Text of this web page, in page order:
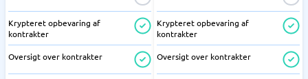
Krypteret opbevaring af
kontrakter
Oversigt over kontrakter
Krypteret opbevaring af
kontrakter
Oversigt over kontrakter